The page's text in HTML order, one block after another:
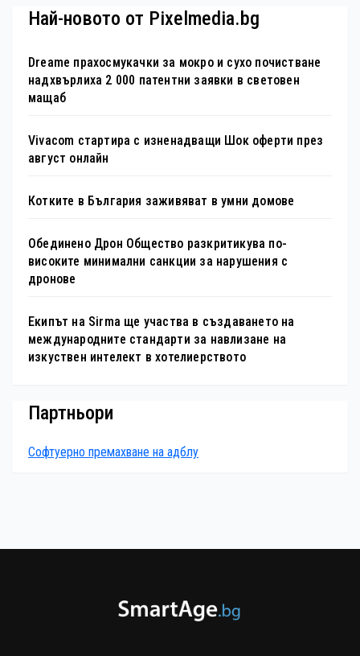
Най-новото от Pixelmedia.bg
Dreame прахосмукачки за мокро и сухо почистване
надхвърлиха 2 000 патентни заявки в световен
мащаб
Vivacom стартира с изненадващи Шок оферти през
август онлайн
Котките в България заживяват в умни домове
Обединено Дрон Общество разкритикува по-
високите минимални санкции за нарушения с
дронове
Екипът на Sirma ще участва в създаването на
международните стандарти за навлизане на
изкуствен интелект в хотелиерството
Партньори
Софтуерно премахване на адблу